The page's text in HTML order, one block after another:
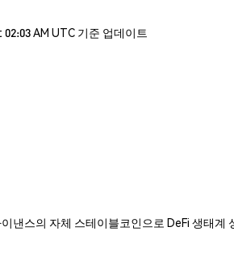
AM UTC 기준 업데이트
스의 자체 스테이블코인으로 DeFi 생태